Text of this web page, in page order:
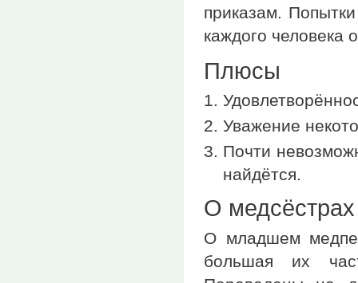
приказам.
каждого человека
Плюсы
Уважение
Почти
найдётся.
О медсёстрах
О младшем
большая их